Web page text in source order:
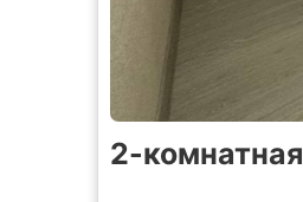
2-